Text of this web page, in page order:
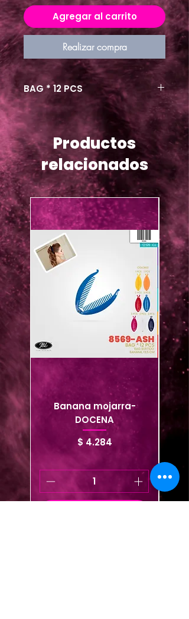
Agregar al carrito
Realizar compra
BAG * 12 PCS
Productos
relacionados
Banana mojarra-
DOCENA
Precio
$ 4.284